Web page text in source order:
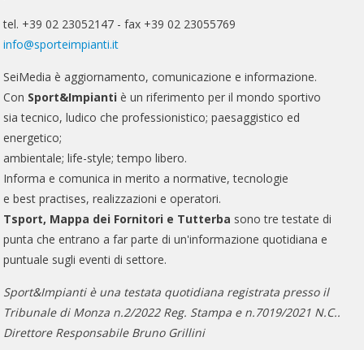
tel. +39 02 23052147 - fax +39 02 23055769
info@sporteimpianti.it
SeiMedia è aggiornamento, comunicazione e informazione.
Con Sport&Impianti è un riferimento per il mondo sportivo
sia tecnico, ludico che professionistico; paesaggistico ed
energetico;
ambientale; life-style; tempo libero.
Informa e comunica in merito a normative, tecnologie
e best practises, realizzazioni e operatori.
Tsport, Mappa dei Fornitori e Tutterba sono tre testate di
punta che entrano a far parte di un'informazione quotidiana e
puntuale sugli eventi di settore.
Sport&Impianti è una testata quotidiana registrata presso il
Tribunale di Monza n.2/2022 Reg. Stampa e n.7019/2021 N.C..
Direttore Responsabile Bruno Grillini